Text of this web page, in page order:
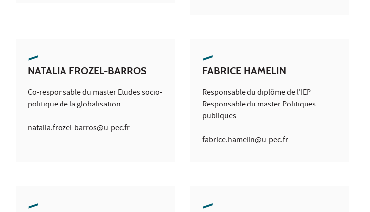
NATALIA FROZEL-BARROS
Co-responsable du master Etudes socio-
politique de la globalisation
natalia.frozel-barros@u-pec.fr
FABRICE HAMELIN
Responsable du diplôme de l'IEP
Responsable du master Politiques
publiques
fabrice.hamelin@u-pec.fr